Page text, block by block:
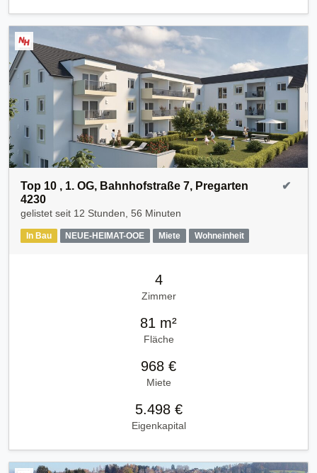
Top 10 , 1. OG, Bahnhofstraße 7, Pregarten
4230
gelistet seit 12 Stunden, 56 Minuten
In Bau NEUE-HEIMAT-OOE Miete Wohneinheit
✔
4
Zimmer
81 m²
Fläche
968 €
Miete
5.498 €
Eigenkapital